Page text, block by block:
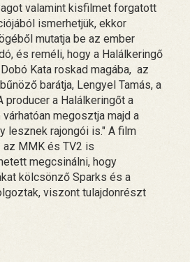
valamint kisfilmet forgatott
ismerhetjük, ekkor
mutatja be az ember
és reméli, hogy a Halálkeringő
Kata roskad magába, az
barátja, Lengyel Tamás, a
producer a Halálkeringőt a
megosztja majd a
lesznek rajongói is." A film
MMK és TV2 is
megcsinálni, hogy
kölcsönző Sparks és a
viszont tulajdonrészt